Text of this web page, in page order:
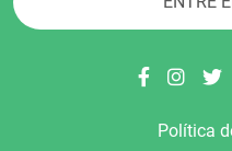
Política